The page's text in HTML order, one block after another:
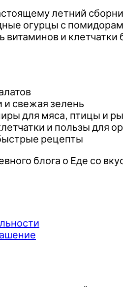
летний
огурцы с
витаминов и
свежая зелень
для мяса, птицы и
и пользы для
рецепты
блога о Еде со